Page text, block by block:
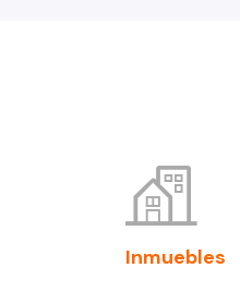
Inmuebles